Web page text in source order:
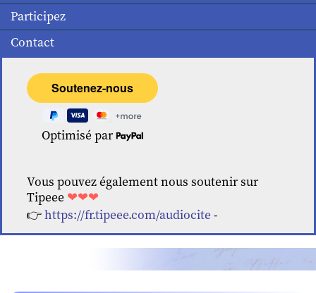
Participez
Contact
Optimisé par
Vous pouvez également nous soutenir sur
Tipeee ❤❤❤
👉https://fr.tipeee.com/audiocite -